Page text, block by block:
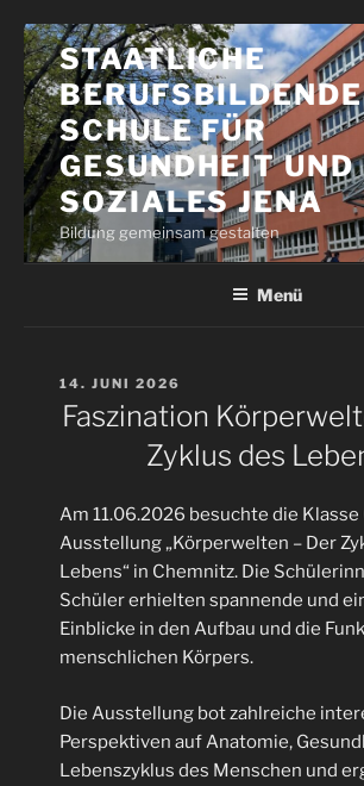
Zum
Inhalt
springen
STAATLICHE
BERUFSBILDENDE
SCHULE FÜR
GESUNDHEIT UND
SOZIALES JENA
Bildung gemeinsam gestalten
Menü
VERÖFFENTLICHT
AM
14. JUNI 2026
Faszination
Zyklus des
Am 11.06.2026 besuchte die Klasse
Ausstellung „Körperwelten – Der
Lebens“ in Chemnitz. Die
Schüler erhielten spannende und
Einblicke in den Aufbau und die
menschlichen Körpers.
Die Ausstellung bot zahlreiche
Perspektiven auf Anatomie,
Lebenszyklus des Menschen und